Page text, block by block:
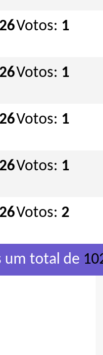
Votos: 1
Votos: 1
Votos: 1
Votos: 1
Votos: 2
um total de